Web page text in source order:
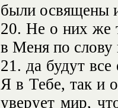
были освящены
20. Не о них же
в Меня по слову
21. да будут
Я в Тебе, так и
уверует мир,